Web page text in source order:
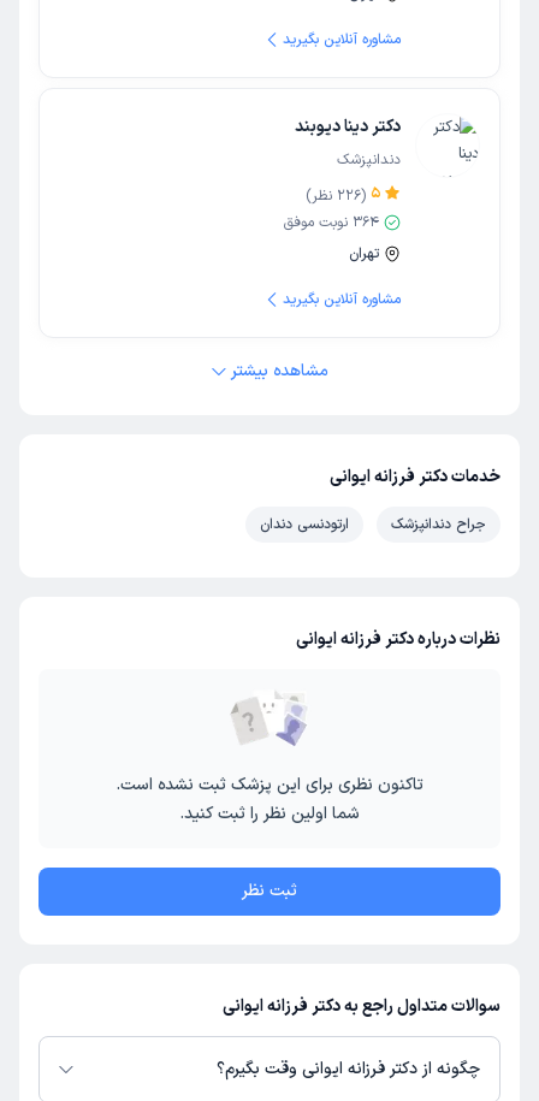
مشاوره آنلاین بگیرید
دکتر دینا دیوبند
دندانپزشک
5
(
226 نظر)
364 نوبت موفق
تهران
مشاوره آنلاین بگیرید
مشاهده بیشتر
خدمات دکتر فرزانه ایوانی
جراح دندانپزشک ارتودنسی دندان
نظرات درباره دکتر فرزانه ایوانی
تاکنون نظری برای این پزشک ثبت نشده است.
شما اولین نظر را ثبت کنید.
ثبت نظر
سوالات متداول راجع به دکتر فرزانه ایوانی
چگونه از دکتر فرزانه ایوانی وقت بگیرم؟